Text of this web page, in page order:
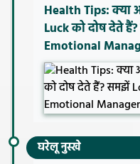
Health Tips: क्या
Luck को दोष देते
Emotional
घरेलू नुस्खे